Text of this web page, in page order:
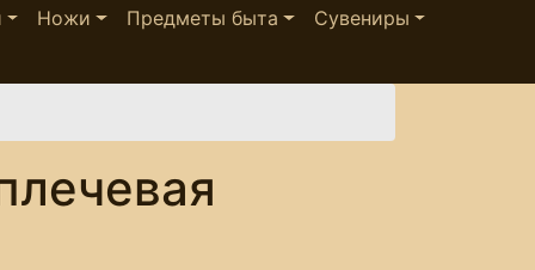
Ножи Предметы быта
Сувениры